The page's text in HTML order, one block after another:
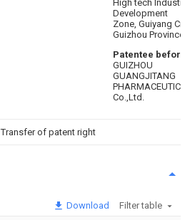
High tech Industrial
Development
Zone, Guiyang City,
Guizhou Province
Patentee before
GUIZHOU
GUANGJITANG
PHARMACEUTICAL
Co.,Ltd.
Transfer of patent right
Download Filter table